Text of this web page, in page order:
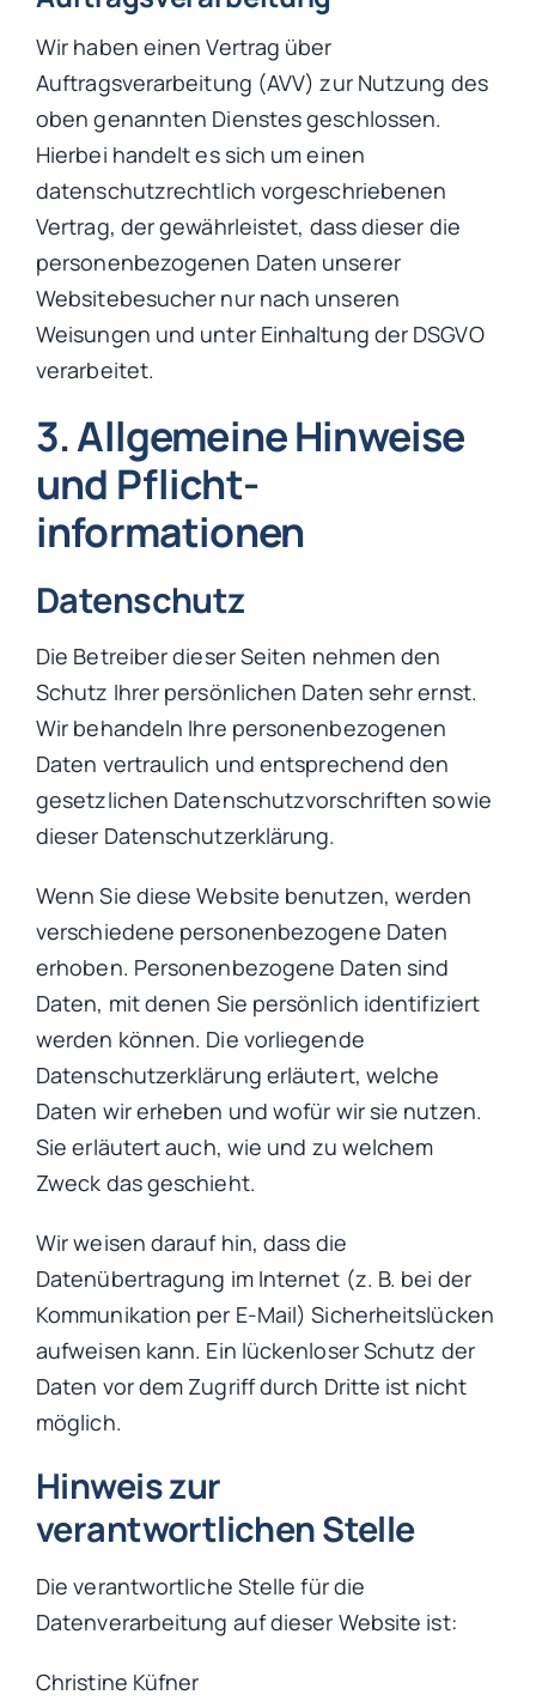
Wir haben einen Vertrag über
Auftragsverarbeitung (AVV) zur Nutzung des
oben genannten Dienstes geschlossen.
Hierbei handelt es sich um einen
datenschutzrechtlich vorgeschriebenen
Vertrag, der gewährleistet, dass dieser die
personenbezogenen Daten unserer
Websitebesucher nur nach unseren
Weisungen und unter Einhaltung der DSGVO
verarbeitet.
3. Allgemeine Hinweise
und Pflicht­
informationen
Datenschutz
Die Betreiber dieser Seiten nehmen den
Schutz Ihrer persönlichen Daten sehr ernst.
Wir behandeln Ihre personenbezogenen
Daten vertraulich und entsprechend den
gesetzlichen Datenschutzvorschriften sowie
dieser Datenschutzerklärung.
Wenn Sie diese Website benutzen, werden
verschiedene personenbezogene Daten
erhoben. Personenbezogene Daten sind
Daten, mit denen Sie persönlich identifiziert
werden können. Die vorliegende
Datenschutzerklärung erläutert, welche
Daten wir erheben und wofür wir sie nutzen.
Sie erläutert auch, wie und zu welchem
Zweck das geschieht.
Wir weisen darauf hin, dass die
Datenübertragung im Internet (z. B. bei der
Kommunikation per E-Mail) Sicherheitslücken
aufweisen kann. Ein lückenloser Schutz der
Daten vor dem Zugriff durch Dritte ist nicht
möglich.
Hinweis zur
verantwortlichen Stelle
Die verantwortliche Stelle für die
Datenverarbeitung auf dieser Website ist:
Christine Küfner